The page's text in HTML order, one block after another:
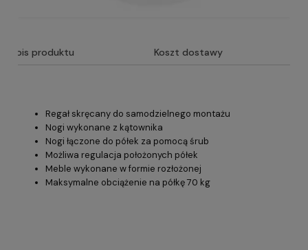
Opis produktu Koszt dostawy
Regał skręcany do samodzielnego montażu
Nogi wykonane z kątownika
Nogi łączone do półek za pomocą śrub
Możliwa regulacja położonych półek
Meble wykonane w formie rozłożonej
Maksymalne obciążenie na półkę 70 kg